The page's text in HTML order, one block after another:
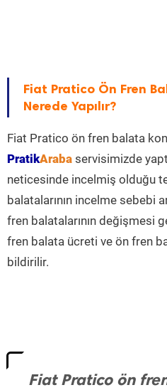
Fiat Pratico Ön Fren
Nerede Yapılır?
Fiat Pratico ön fren balata
PratikAraba servisimizde
neticesinde incelmiş olduğu
balatalarının incelme sebebi
fren balatalarının değişmesi
fren balata ücreti ve ön fren
bildirilir.
Fiat Pratico ön